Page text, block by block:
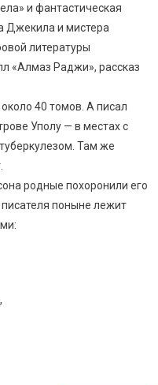
и фантастическая
Джекила и мистера
литературы
«Алмаз Раджи», рассказ
40 томов. А писал
Уполу — в местах с
Там же
родные похоронили его
поныне лежит